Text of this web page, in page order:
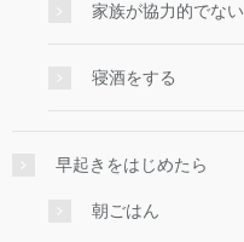
家族が協力的でない
寝酒をする
早起きをはじめたら
朝ごはん